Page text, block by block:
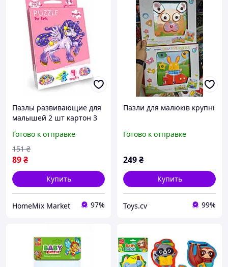
Пазлы развивающие для
малышей 2 шт картон 3
Готово к отправке
89₴
151 ₴
Купить
HomeMix Market 97%
Пазли для малюків крупні
Готово к отправке
249₴
Купить
Toys.cv 99%